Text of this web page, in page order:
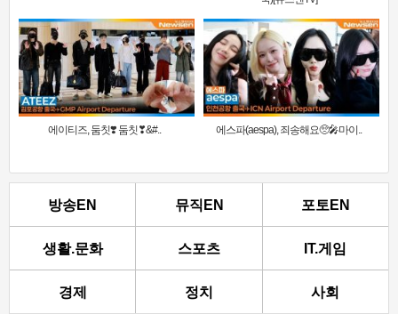
에이티즈, 둠칫❣️ 둠칫❣&#.. 에스파(aespa), 죄송해요🥺🎤마이..
방송EN 뮤직EN 포토EN
생활.문화 스포츠 IT.게임
경제 정치 사회